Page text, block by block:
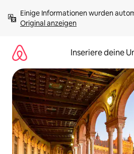
Inhalten
springenOriginal anzeigen
Inseriere deine